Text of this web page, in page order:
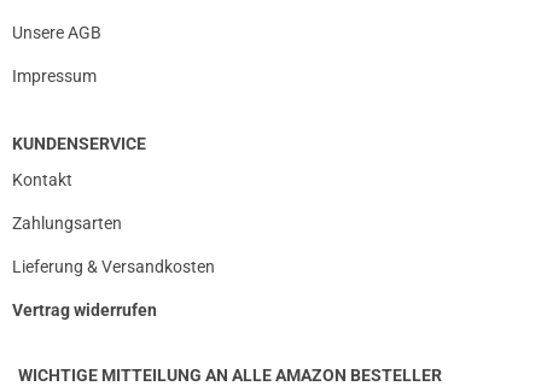
Unsere AGB
Impressum
KUNDENSERVICE
Kontakt
Zahlungsarten
Lieferung & Versandkosten
Vertrag widerrufen
WICHTIGE MITTEILUNG AN ALLE AMAZON BESTELLER